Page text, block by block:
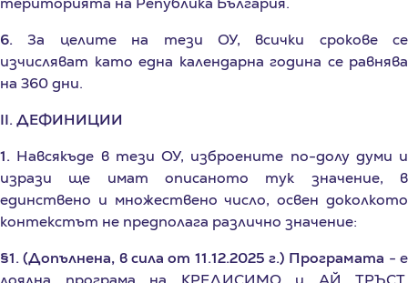
6.За целите на тези ОУ, всички срокове се
изчисляват като една календарна година се равнява
на 360 дни.
II. ДЕФИНИЦИИ
1.Навсякъде в тези ОУ, изброените по-долу думи и
изрази ще имат описаното тук значение, в
единствено и множествено число, освен доколкото
контекстът не предполага различно значение:
§1. (Допълнена, в сила от 11.12.2025 г.) Програмата
лоялна програма на КРЕДИСИМО и АЙ ТРЪСТ,
регламентирана съгласно настоящите ОУ, чрез